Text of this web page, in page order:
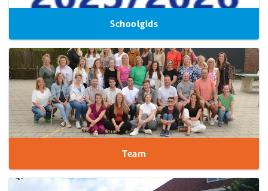
Schoolgids
Team